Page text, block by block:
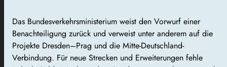
Das Bundesverkehrsministerium weist den Vorwurf einer
Benachteiligung zurück und verweist unter anderem auf die
Projekte Dresden–Prag und die Mitte-Deutschland-
Verbindung. Für neue Strecken und Erweiterungen fehle